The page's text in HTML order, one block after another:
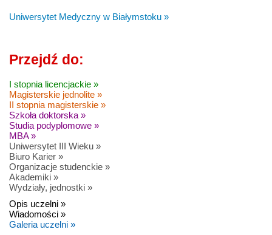
Uniwersytet Medyczny w Białymstoku »
Przejdź do:
I stopnia licencjackie »
Magisterskie jednolite »
II stopnia magisterskie »
Szkoła doktorska »
Studia podyplomowe »
MBA »
Uniwersytet III Wieku »
Biuro Karier »
Organizacje studenckie »
Akademiki »
Wydziały, jednostki »
Opis uczelni »
Wiadomości »
Galeria uczelni »